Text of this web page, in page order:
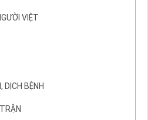
VIỆT
DỊCH BỆNH